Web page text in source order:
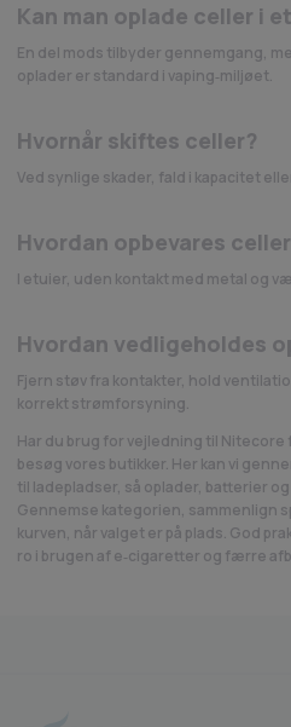
Kan man oplade celler i
En del mods tilbyder gennemgang,
oplader er standard i vaping‑miljøet.
Hvornår skiftes celler?
Ved synlige skader, fald i kapacitet
Hvordan opbevares
I etuier, uden kontakt med metal og
Hvordan vedligeholdes
Fjern støv fra kontakter, hold
korrekt strømforsyning.
Har du brug for vejledning til Nitecore
besøg vores butikker. Her kan vi
til ladepladser, så oplader, batterier
Gennemse kategorien, sammenlign
kurven, når valget er på plads. God
ro i brugen af e‑cigaretter og færre